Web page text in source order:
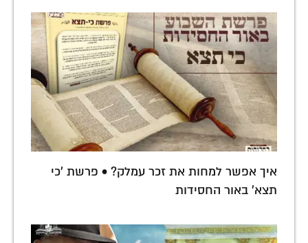
איך אפשר למחות את זכר עמלק? • פרשת 'כי
תצא' באור החסידות